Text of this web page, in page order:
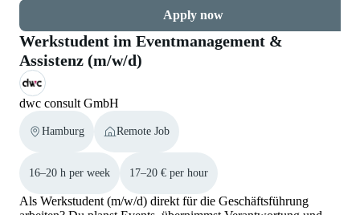
Apply now
Werkstudent im Eventmanagement &
Assistenz (m/w/d)
dwc consult GmbH
Hamburg Remote Job
16–20 h per week 17–20 € per hour
Als Werkstudent (m/w/d) direkt für die Geschäftsführung